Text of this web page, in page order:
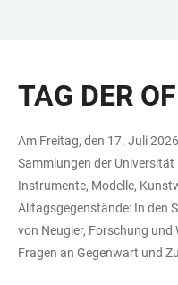
BARRIEREFREIHEIT
TAG DER
Am Freitag, den 17. Juli
Sammlungen der Universität
Instrumente, Modelle,
Alltagsgegenstände: In den
von Neugier, Forschung und
Fragen an Gegenwart und